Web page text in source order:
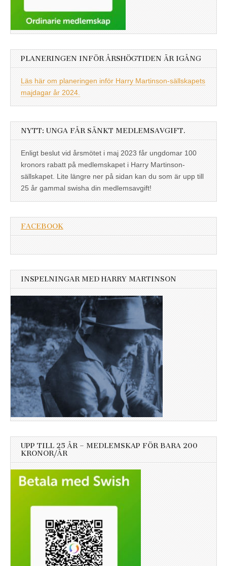
PLANERINGEN INFÖR ÅRSHÖGTIDEN ÄR IGÅNG
Läs här om planeringen inför Harry Martinson-sällskapets
majdagar år 2024.
NYTT: UNGA FÅR SÄNKT MEDLEMSAVGIFT.
Enligt beslut vid årsmötet i maj 2023 får ungdomar 100
kronors rabatt på medlemskapet i Harry Martinson-
sällskapet. Lite längre ner på sidan kan du som är upp till
25 år gammal swisha din medlemsavgift!
FACEBOOK
INSPELNINGAR MED HARRY MARTINSON
UPP TILL 25 ÅR – MEDLEMSKAP FÖR BARA 200
KRONOR/ÅR